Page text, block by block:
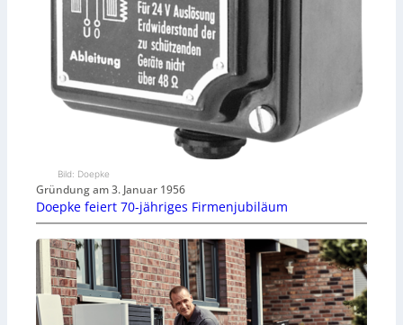
Bild: Doepke
Gründung am 3. Januar 1956
Doepke feiert 70-jähriges Firmenjubiläum